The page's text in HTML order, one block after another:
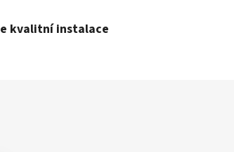
kvalitní instalace